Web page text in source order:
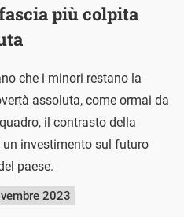
più colpita
che i minori restano la
assoluta, come ormai da
il contrasto della
investimento sul futuro
paese.
2023